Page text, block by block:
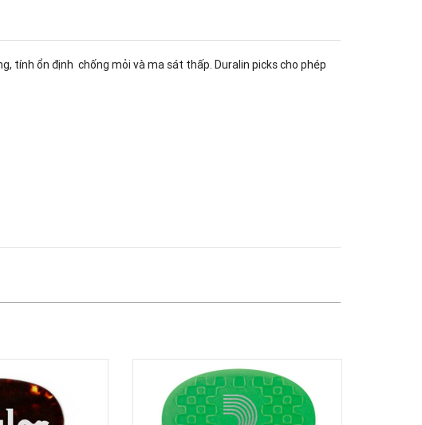
Chí Minh
Việt Thương Music - 180 Võ Thị Sáu
180B Võ Thị Sáu, Phường Xuân Hòa,
Park Hill, Phường Gò Vấp, TPHCM,
Quận Gò Vấp, Hồ Chí Minh
Việt Thương Music - 12 Quốc
Hương
Tầng G, Tòa nhà Thảo Điền Pearl, 12
tính ổn định chống mỏi và ma sát thấp. Duralin picks cho phép